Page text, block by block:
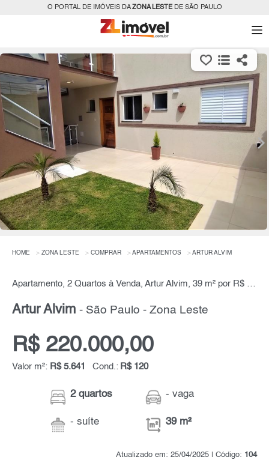
O PORTAL DE IMÓVEIS DAZONA LESTEDE SÃO PAULO
HOME ZONA LESTE COMPRAR APARTAMENTOS ARTUR ALVIM
Apartamento, 2 Quartos à Venda, Artur Alvim, 39 m² por R$ 220.000,00
Artur Alvim - São Paulo - Zona Leste
R$ 220.000,00
Valor m²: R$ 5.641 Cond.: R$ 120
2 quartos
- suíte
- vaga
39 m²
Atualizado em: 25/04/2025 | Código: 104